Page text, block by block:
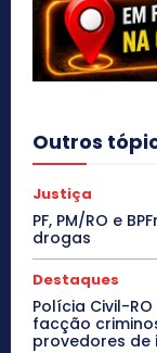
Outros
Justiça
PF, PM/RO e
drogas
Destaques
Polícia Civil-
facção
provedores de